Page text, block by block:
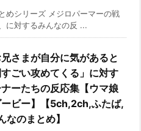
めシリーズ メジロパーマーの戦
に対するみんなの反 ...
兄さまが自分に気があると
ごい攻めてくる」に対す
ーたちの反応集【ウマ娘
ビー】【5ch,2ch,ふたば,
のまとめ】